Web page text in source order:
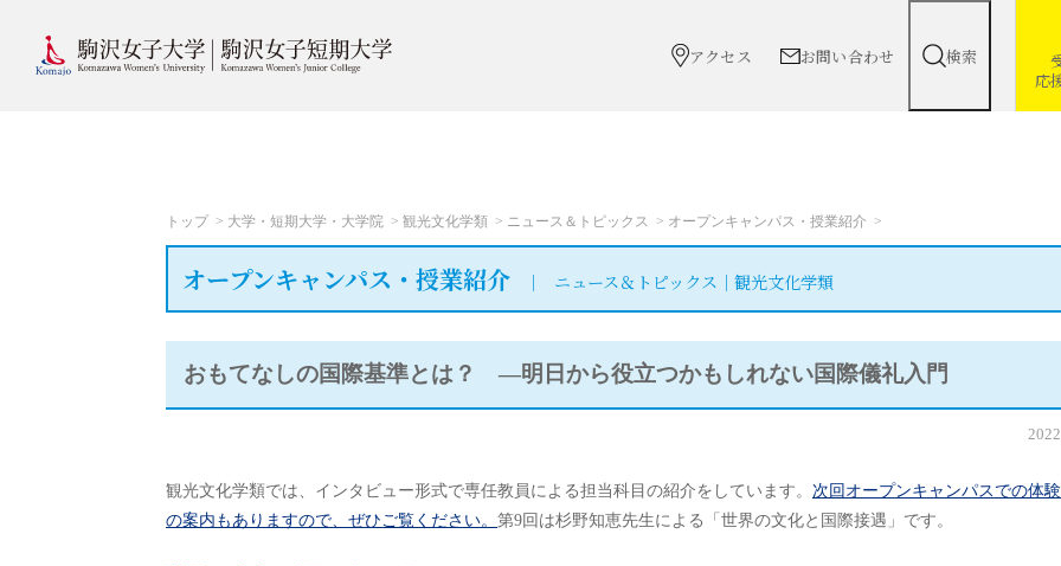
アクセス お問い合わせ 検索
応
トップ 大学・短期大学・大学院 観光文化学類 ニュース＆トピックス オープンキャンパス・授業紹介
オープンキャンパス・授業紹介 ニュース＆トピックス｜観光文化学類
おもてなしの国際基準とは？ ―明日から役立つかもしれない国際儀礼入門
観光文化学類では、インタビュー形式で専任教員による担当科目の紹介をしています。 次回オープンキャンパスでの体
の案内もありますので、ぜひご覧ください。 第9回は杉野知恵先生による「世界の文化と国際接遇」です。